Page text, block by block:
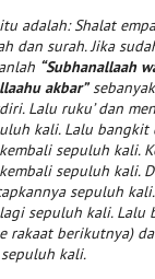
adalah: Shalat
dan surah. Jika
“Subhanallaah
akbar”
Lalu ruku’ dan
kali. Lalu bangkit
sepuluh kali.
sepuluh kali.
sepuluh
sepuluh kali.
rakaat berikutnya)
kali.